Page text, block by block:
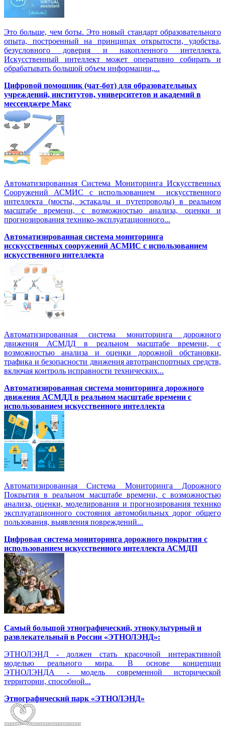
Это больше, чем боты. Это новый стандарт образовательного
опыта, построенный на принципах открытости, удобства,
безусловного доверия и накопленного интеллекта.
Искусственный интеллект может оперативно собирать и
обрабатывать большой объем информации,...
Цифровой помощник (чат-бот) для образовательных
учреждений, институтов, университетов и академий в
мессенджере Макс
Автоматизированная Система Мониторинга Искусственных
Сооружений АСМИС с использованием искусственного
интеллекта (мосты, эстакады и путепроводы) в реальном
масштабе времени, с возможностью анализа, оценки и
прогнозирования технико-эксплуатационного...
Автоматизированная система мониторинга
исскусственных сооружений АСМИС с использованием
искусственного интеллекта
Автоматизированная система мониторинга дорожного
движения АСМДД в реальном масштабе времени, с
возможностью анализа и оценки дорожной обстановки,
трафика и безопасности движения автотранспортных средств,
включая контроль исправности технических...
Автоматизированная cистема мониторинга дорожного
движения АСМДД в реальном масштабе времени с
использованием искусственного интеллекта
Автоматизированная Система Мониторинга Дорожного
Покрытия в реальном масштабе времени, с возможностью
анализа, оценки, моделирования и прогнозирования технико
эксплуатационного состояния автомобильных дорог общего
пользования, выявления повреждений...
Цифровая система мониторинга дорожного покрытия с
использованием искусственного интеллекта АСМДП
Самый большой этнографический, этнокультурный и
развлекательный в России «ЭТНОЛЭНД»:
ЭТНОЛЭНД - должен стать красочной интерактивной
моделью реального мира. В основе концепции
ЭТНОЛЭНДА - модель современной исторической
территории, способной...
Этнографический парк «ЭТНОЛЭНД»